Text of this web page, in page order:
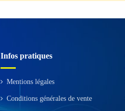
Infos pratiques
Mentions légales
Conditions générales de vente